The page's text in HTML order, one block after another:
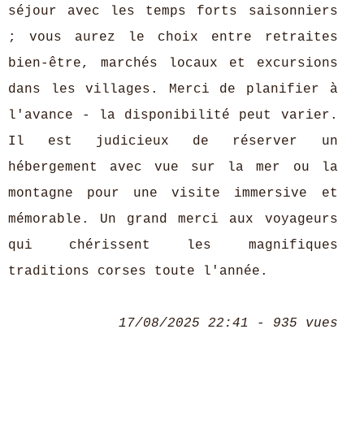
séjour avec les temps forts saisonniers
; vous aurez le choix entre retraites
bien-être, marchés locaux et excursions
dans les villages. Merci de planifier à
l'avance - la disponibilité peut varier.
Il est judicieux de réserver un
hébergement avec vue sur la mer ou la
montagne pour une visite immersive et
mémorable. Un grand merci aux voyageurs
qui chérissent les magnifiques
traditions corses toute l'année.
17/08/2025 22:41 - 935 vues